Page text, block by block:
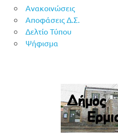
Ανακοινώσεις
Αποφάσεις Δ.Σ.
Δελτίο Τύπου
Ψήφισμα